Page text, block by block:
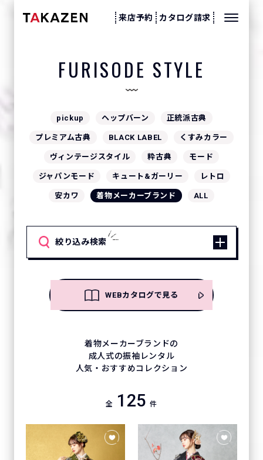
来店予約 カタログ請求
FURISODE STYLE
pickup ヘップバーン 正統派古典
プレミアム古典 BLACK LABEL くすみカラー
ヴィンテージスタイル 粋古典 モード
ジャパンモード キュート&ガーリー レトロ
安カワ 着物メーカーブランド ALL
絞り込み検索
WEBカタログで見る
着物メーカーブランドの
成人式の振袖レンタル
人気・おすすめコレクション
全 125 件